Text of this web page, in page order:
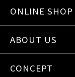
ONLINE SHOP
ABOUT US
CONCEPT